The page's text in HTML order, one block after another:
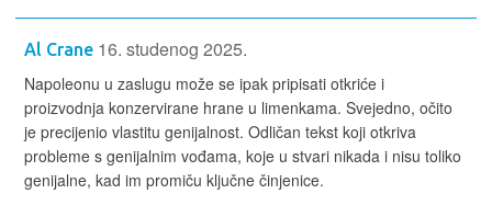
Al Crane 16. studenog 2025.
Napoleonu u zaslugu može se ipak pripisati otkriće i
proizvodnja konzervirane hrane u limenkama. Svejedno, očito
je precijenio vlastitu genijalnost. Odličan tekst koji otkriva
probleme s genijalnim vođama, koje u stvari nikada i nisu toliko
genijalne, kad im promiču ključne činjenice.